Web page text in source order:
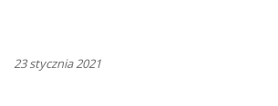
23 stycznia 2021